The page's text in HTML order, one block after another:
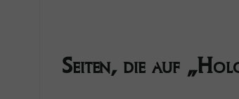
Seiten, die auf